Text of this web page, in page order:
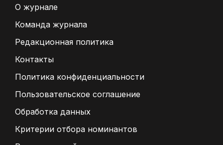
О журнале
Команда журнала
Редакционная политика
Контакты
Политика конфиденциальности
Пользовательское соглашение
Обработка данных
Критерии отбора номинантов